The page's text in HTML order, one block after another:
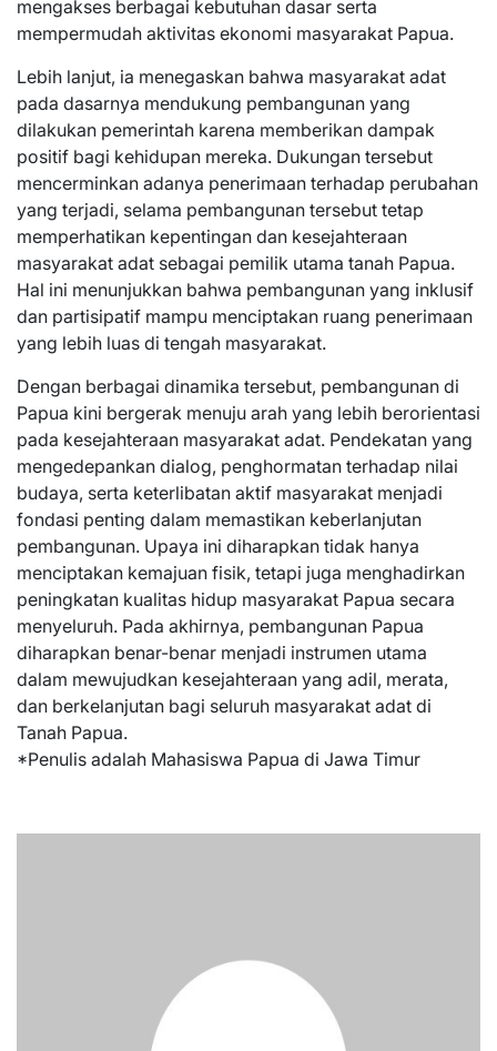
mengakses berbagai kebutuhan dasar serta
mempermudah aktivitas ekonomi masyarakat Papua.
Lebih lanjut, ia menegaskan bahwa masyarakat adat
pada dasarnya mendukung pembangunan yang
dilakukan pemerintah karena memberikan dampak
positif bagi kehidupan mereka. Dukungan tersebut
mencerminkan adanya penerimaan terhadap perubahan
yang terjadi, selama pembangunan tersebut tetap
memperhatikan kepentingan dan kesejahteraan
masyarakat adat sebagai pemilik utama tanah Papua.
Hal ini menunjukkan bahwa pembangunan yang inklusif
dan partisipatif mampu menciptakan ruang penerimaan
yang lebih luas di tengah masyarakat.
Dengan berbagai dinamika tersebut, pembangunan di
Papua kini bergerak menuju arah yang lebih berorientasi
pada kesejahteraan masyarakat adat. Pendekatan yang
mengedepankan dialog, penghormatan terhadap nilai
budaya, serta keterlibatan aktif masyarakat menjadi
fondasi penting dalam memastikan keberlanjutan
pembangunan. Upaya ini diharapkan tidak hanya
menciptakan kemajuan fisik, tetapi juga menghadirkan
peningkatan kualitas hidup masyarakat Papua secara
menyeluruh. Pada akhirnya, pembangunan Papua
diharapkan benar-benar menjadi instrumen utama
dalam mewujudkan kesejahteraan yang adil, merata,
dan berkelanjutan bagi seluruh masyarakat adat di
Tanah Papua.
*Penulis adalah Mahasiswa Papua di Jawa Timur